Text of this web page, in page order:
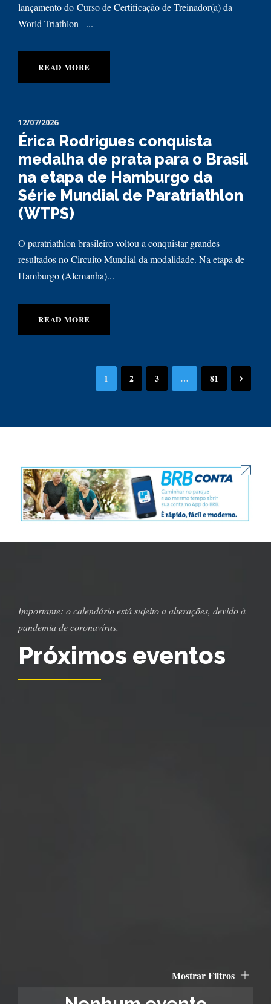
lançamento do Curso de Certificação de Treinador(a) da
World Triathlon –...
READ MORE
12/07/2026
Érica Rodrigues conquista
medalha de prata para o Brasil
na etapa de Hamburgo da
Série Mundial de Paratriathlon
(WTPS)
O paratriathlon brasileiro voltou a conquistar grandes
resultados no Circuito Mundial da modalidade. Na etapa de
Hamburgo (Alemanha)...
READ MORE
1 2 3 … 81
Importante: o calendário está sujeito a alterações, devido à
pandemia de coronavírus.⠀
Próximos eventos
Mostrar Filtros